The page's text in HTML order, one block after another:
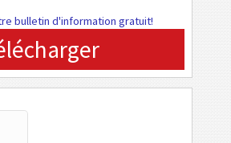
bulletin d'information gratuit!